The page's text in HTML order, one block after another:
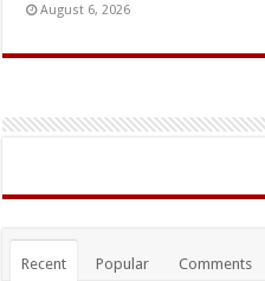
August 6, 2026
Recent Popular Comments